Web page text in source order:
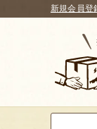
新規会員登